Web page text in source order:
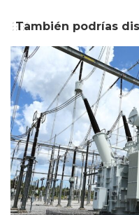
También podrías